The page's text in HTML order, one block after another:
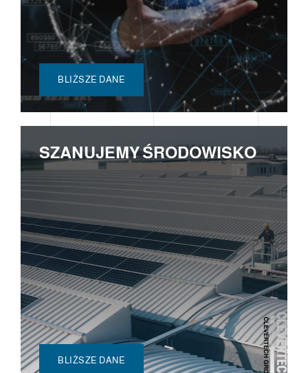
BLIŻSZE DANE
SZANUJEMY ŚRODOWISKO
BLIŻSZE DANE